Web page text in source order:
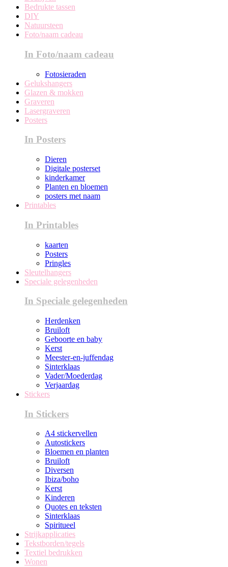
Bedrukte tassen
DIY
Natuursteen
Foto/naam cadeau
In Foto/naam cadeau
Fotosieraden
Gelukshangers
Glazen & mokken
Graveren
Lasergraveren
Posters
In Posters
Dieren
Digitale posterset
kinderkamer
Planten en bloemen
posters met naam
Printables
In Printables
kaarten
Posters
Pringles
Sleutelhangers
Speciale gelegenheden
In Speciale gelegenheden
Herdenken
Bruiloft
Geboorte en baby
Kerst
Meester-en-juffendag
Sinterklaas
Vader/Moederdag
Verjaardag
Stickers
In Stickers
A4 stickervellen
Autostickers
Bloemen en planten
Bruiloft
Diversen
Ibiza/boho
Kerst
Kinderen
Quotes en teksten
Sinterklaas
Spiritueel
Strijkapplicaties
Tekstborden/tegels
Textiel bedrukken
Wonen